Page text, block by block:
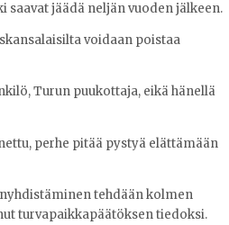
saavat jäädä neljän vuoden jälkeen.
voidaan poistaa
Turun puukottaja, eikä hänellä
perhe pitää pystyä elättämään
tehdään kolmen
turvapaikkapäätöksen tiedoksi.